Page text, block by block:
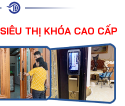
SIÊU THỊ KHÓA CAO CẤP